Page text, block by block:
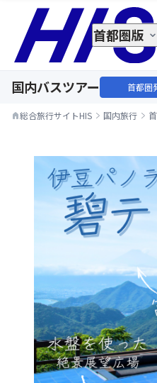
首都圏版
国内バスツアー 首都圏
home総合旅行サイトHIS 国内旅行